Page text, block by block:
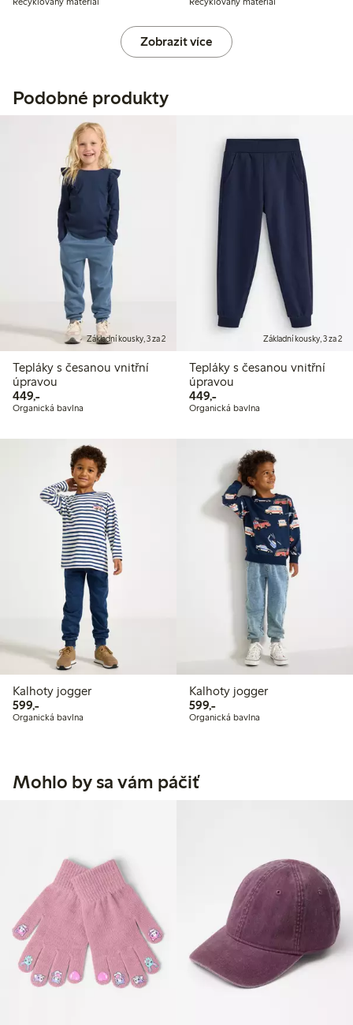
Zobrazit více
Podobné produkty
Základní kousky, 3 za 2
Tepláky s česanou vnitřní
úpravou
449,-449,00 Kč
Organická bavlna
Základní kousky, 3 za 2
Tepláky s česanou vnitřní
úpravou
449,-449,00 Kč
Organická bavlna
Kalhoty jogger
599,-599,00 Kč
Organická bavlna
Kalhoty jogger
599,-599,00 Kč
Organická bavlna
Mohlo by sa vám páčiť